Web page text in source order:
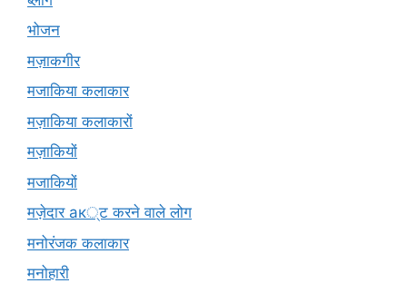
भोजन
मज़ाकगीर
मजाकिया कलाकार
मज़ाकिया कलाकारों
मज़ाकियों
मजाकियों
मज़ेदार ак्ट करने वाले लोग
मनोरंजक कलाकार
मनोहारी